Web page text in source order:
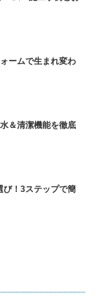
ームで生まれ変わ
＆清潔機能を徹底
び！3ステップで簡